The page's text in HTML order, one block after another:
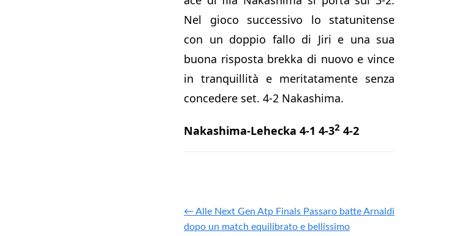
Nel gioco successivo lo statunitense
con un doppio fallo di Jiri e una sua
buona risposta brekka di nuovo e vince
in tranquillità e meritatamente senza
concedere set. 4-2 Nakashima.
Nakashima-Lehecka 4-1 4-32 4-2
← Alle Next Gen Atp Finals Passaro batte Arnaldi
dopo un match equilibrato e bellissimo